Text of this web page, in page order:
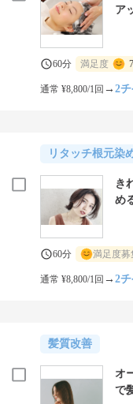
ア
60分 満足度
通常 ¥8,800/1回 →2
リタッチ根元染
き
め
60分 満足度募
通常 ¥8,800/1回 →2
髪質改善
オ
で